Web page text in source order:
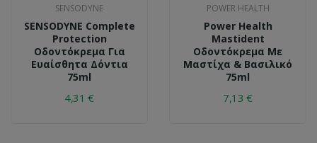
SENSODYNE
SENSODYNE Complete
Protection
Οδοντόκρεμα Για
Ευαίσθητα Δόντια
75ml
4,31 €
POWER HEALTH
Power Health
Mastident
Οδοντόκρεμα Με
Μαστίχα & Βασιλικό
75ml
7,13 €